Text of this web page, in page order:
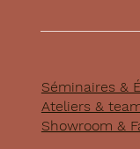
Séminaires &
Ateliers &
Showroom &